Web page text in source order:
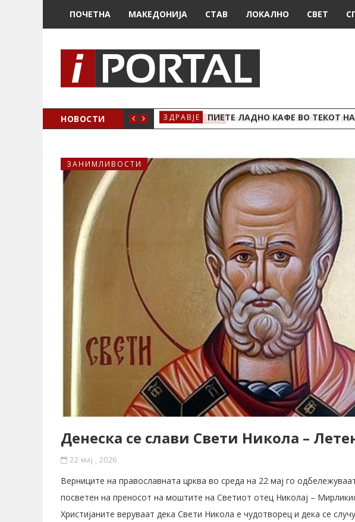
ПОЧЕТНА МАКЕДОНИЈА СТАВ ЛОКАЛНО СВЕТ
НОВОСТИ
НЕМА ДА БИДАТ БЕСПЛАТНИ ЗДРАВЈЕ ПИЕТЕ ЛАДНО КАФЕ ВО ТЕКОТ
ЗАНИМЛИВОСТИ
Денеска се слави Свети Никола –
22 мај , 2026
Верниците на православната црква во среда на 22 мај го
посветен на преносот на моштите на Светиот отец Николај –
Христијаните веруваат дека Свети Никола е чудотворец и дека се